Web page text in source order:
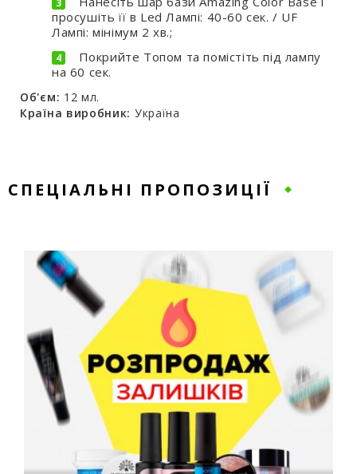
просушіть її в Led Лампі: 40-60 сек. / UF
Лампі: мінімум 2 хв.;
Покрийте Топом та помістіть під лампу
на 60 сек.
Об'єм: 12 мл.
Країна виробник: Україна
СПЕЦІАЛЬНІ ПРОПОЗИЦІЇ